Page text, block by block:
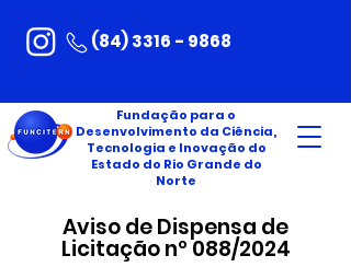
(84) 3316 - 9868
Fundação para o
Desenvolvimento da Ciência,
Tecnologia e Inovação do
Estado do Rio Grande do
Norte
Aviso de Dispensa de
Licitação nº 088/2024